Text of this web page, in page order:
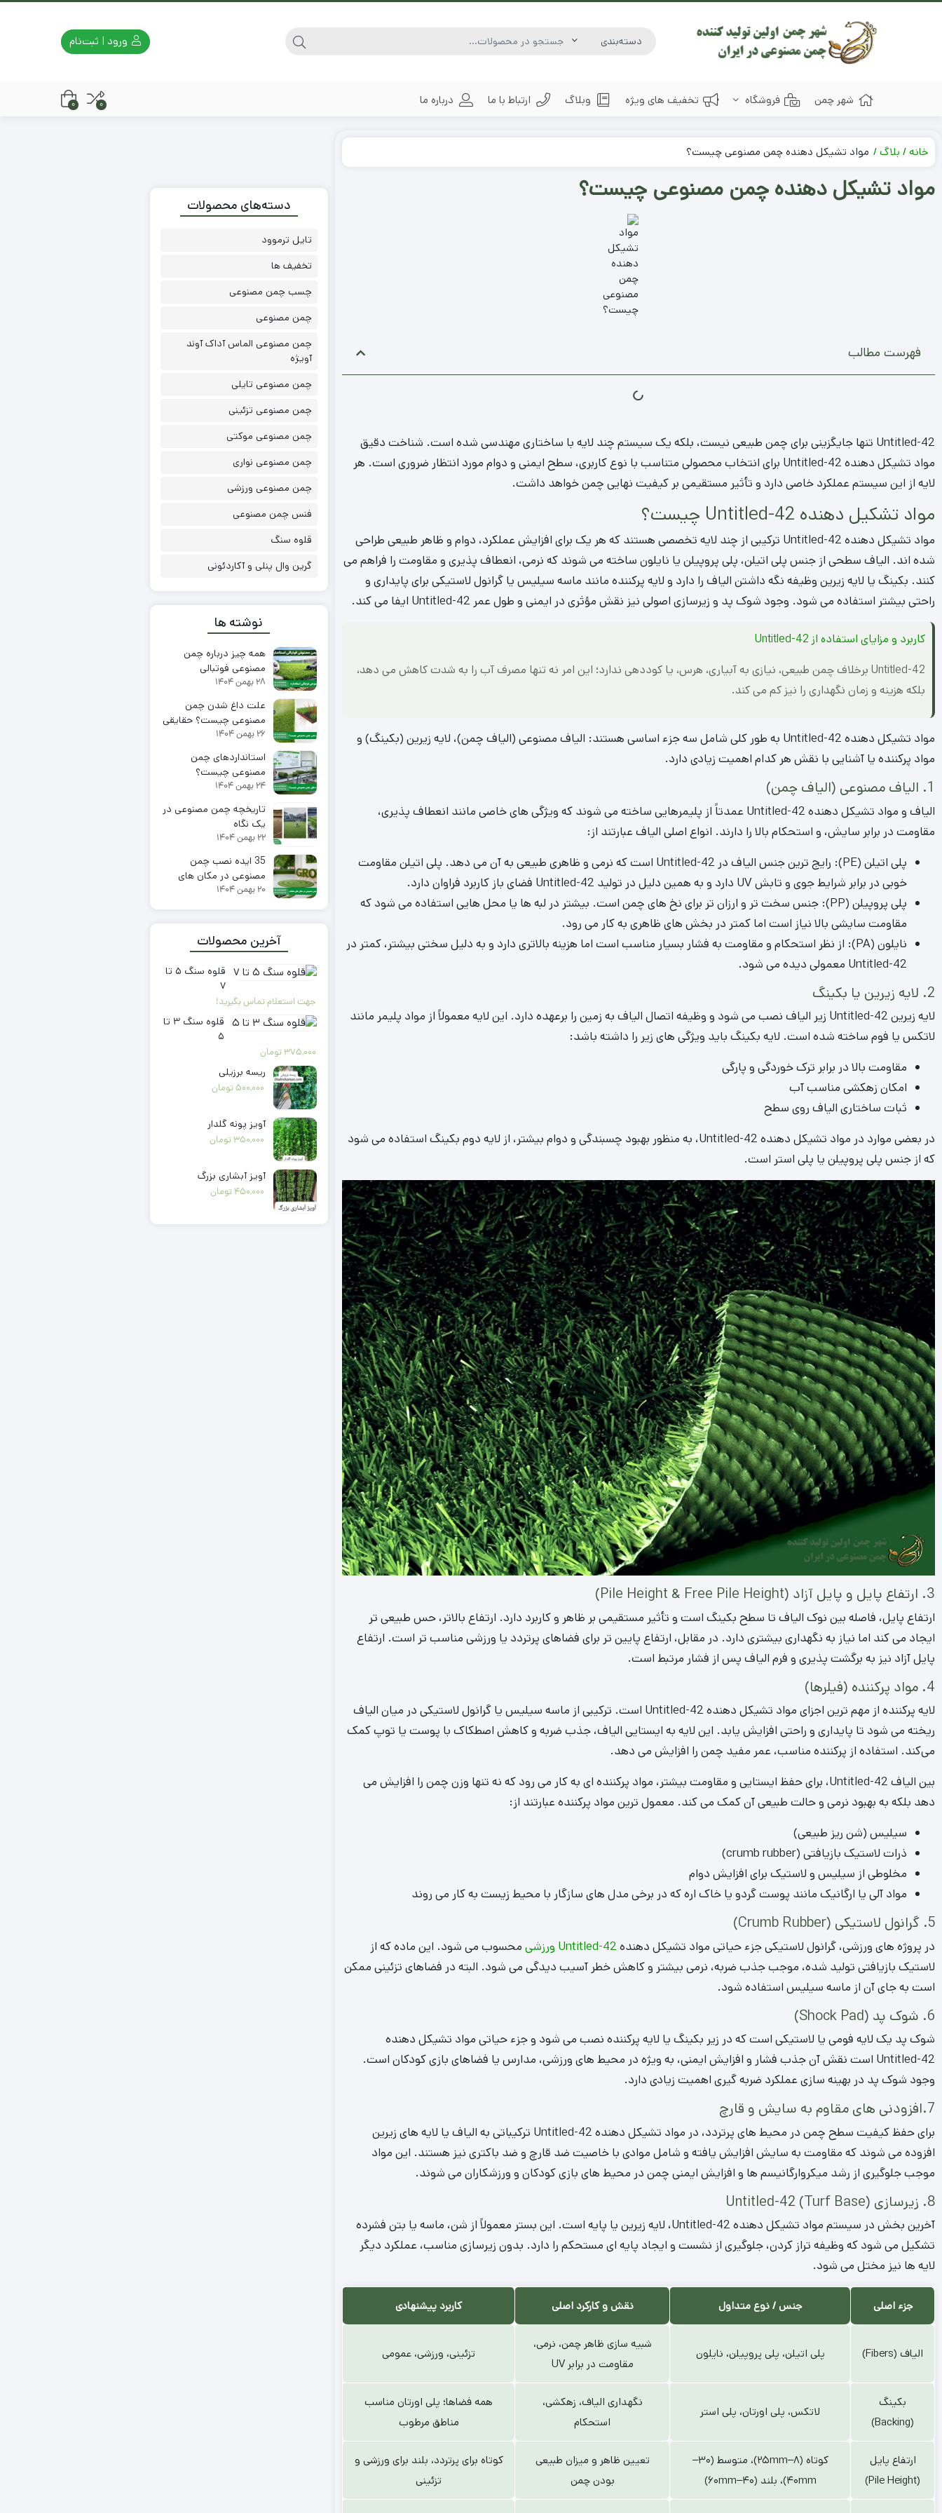
ورود | ثبت‌نام
شهر چمن فروشگاه تخفیف های ویژه وبلاگ ارتباط با ما درباره ما 0
0
خانه بلاگ مواد تشیکل دهنده چمن مصنوعی چیست؟
مواد تشیکل دهنده چمن مصنوعی چیست؟
فهرست مطالب
Untitled-42 تنها جایگزینی برای چمن طبیعی نیست، بلکه یک سیستم چند لایه با ساختاری مهندسی‌ شده است. شناخت دقیق
مواد تشیکل دهنده Untitled-42 برای انتخاب محصولی متناسب با نوع کاربری، سطح ایمنی و دوام مورد انتظار ضروری است. هر
لایه از این سیستم عملکرد خاصی دارد و تأثیر مستقیمی بر کیفیت نهایی چمن خواهد داشت.
مواد تشکیل دهنده Untitled-42 چیست؟
مواد تشیکل دهنده Untitled-42 ترکیبی از چند لایه تخصصی هستند که هر یک برای افزایش عملکرد، دوام و ظاهر طبیعی طراحی
شده اند. الیاف سطحی از جنس پلی اتیلن، پلی پروپیلن یا نایلون ساخته می شوند که نرمی، انعطاف پذیری و مقاومت را فراهم می
کنند. بکینگ یا لایه زیرین وظیفه نگه داشتن الیاف را دارد و لایه پرکننده مانند ماسه سیلیس یا گرانول لاستیکی برای پایداری و
راحتی بیشتر استفاده می شود. وجود شوک پد و زیرسازی اصولی نیز نقش مؤثری در ایمنی و طول عمر Untitled-42 ایفا می کند.
کاربرد و مزایای استفاده از Untitled-42
Untitled-42 برخلاف چمن طبیعی، نیازی به آبیاری، هرس، یا کوددهی ندارد؛ این امر نه تنها مصرف آب را به شدت کاهش می‌ دهد،
بلکه هزینه و زمان نگهداری را نیز کم می‌ کند.
مواد تشیکل دهنده Untitled-42 به طور کلی شامل سه جزء اساسی هستند: الیاف مصنوعی (الیاف چمن)، لایه زیرین (بکینگ) و
مواد پرکننده یا آشنایی با نقش هر کدام اهمیت زیادی دارد.
1. الیاف مصنوعی (الیاف چمن)
الیاف و مواد تشیکل دهنده Untitled-42 عمدتاً از پلیمرهایی ساخته می شوند که ویژگی های خاصی مانند انعطاف پذیری،
مقاومت در برابر سایش، و استحکام بالا را دارند. انواع اصلی الیاف عبارتند از:
پلی اتیلن (PE): رایج ترین جنس الیاف در Untitled-42 است که نرمی و ظاهری طبیعی به آن می دهد. پلی اتیلن مقاومت
خوبی در برابر شرایط جوی و تابش UV دارد و به همین دلیل در تولید Untitled-42 فضای باز کاربرد فراوان دارد.
پلی پروپیلن (PP): جنس سخت تر و ارزان تر برای نخ های چمن است. بیشتر در لبه ها یا محل هایی استفاده می شود که
مقاومت سایشی بالا نیاز است اما کمتر در بخش های ظاهری به کار می رود.
نایلون (PA): از نظر استحکام و مقاومت به فشار بسیار مناسب است اما هزینه بالاتری دارد و به دلیل سختی بیشتر، کمتر در
Untitled-42 معمولی دیده می شود.
2. لایه زیرین یا بکینگ
لایه زیرین Untitled-42 زیر الیاف نصب می شود و وظیفه اتصال الیاف به زمین را برعهده دارد. این لایه معمولاً از مواد پلیمر مانند
لاتکس یا فوم ساخته شده است. لایه بکینگ باید ویژگی های زیر را داشته باشد:
مقاومت بالا در برابر ترک خوردگی و پارگی
امکان زهکشی مناسب آب
ثبات ساختاری الیاف روی سطح
در بعضی موارد در مواد تشیکل دهنده Untitled-42، به منظور بهبود چسبندگی و دوام بیشتر، از لایه دوم بکینگ استفاده می شود
که از جنس پلی پروپیلن یا پلی استر است.
3. ارتفاع پایل و پایل آزاد (Pile Height & Free Pile Height)
ارتفاع پایل، فاصله بین نوک الیاف تا سطح بکینگ است و تأثیر مستقیمی بر ظاهر و کاربرد دارد. ارتفاع بالاتر، حس طبیعی‌ تر
ایجاد می‌ کند اما نیاز به نگهداری بیشتری دارد. در مقابل، ارتفاع پایین‌ تر برای فضاهای پرتردد یا ورزشی مناسب‌ تر است. ارتفاع
پایل آزاد نیز به برگشت‌ پذیری و فرم الیاف پس از فشار مرتبط است.
4. مواد پرکننده (فیلرها)
لایه پرکننده از مهم‌ ترین اجزای مواد تشیکل دهنده Untitled-42 است. ترکیبی از ماسه سیلیس یا گرانول لاستیکی در میان الیاف
ریخته می‌ شود تا پایداری و راحتی افزایش یابد. این لایه به ایستایی الیاف، جذب ضربه و کاهش اصطکاک با پوست یا توپ کمک
می‌کند. استفاده از پرکننده مناسب، عمر مفید چمن را افزایش می‌ دهد.
بین الیاف Untitled-42، برای حفظ ایستایی و مقاومت بیشتر، مواد پرکننده ای به کار می رود که نه تنها وزن چمن را افزایش می
دهد بلکه به بهبود نرمی و حالت طبیعی آن کمک می کند. معمول ترین مواد پرکننده عبارتند از:
سیلیس (شن ریز طبیعی)
ذرات لاستیک بازیافتی (crumb rubber)
مخلوطی از سیلیس و لاستیک برای افزایش دوام
مواد آلی یا ارگانیک مانند پوست گردو یا خاک اره که در برخی مدل های سازگار با محیط زیست به کار می روند
5. گرانول لاستیکی (Crumb Rubber)
در پروژه‌ های ورزشی، گرانول لاستیکی جزء حیاتی مواد تشیکل دهنده Untitled-42 ورزشی
محسوب می‌ شود. این ماده که از
لاستیک بازیافتی تولید شده، موجب جذب ضربه، نرمی بیشتر و کاهش خطر آسیب دیدگی می‌ شود. البته در فضاهای تزئینی ممکن
است به جای آن از ماسه سیلیس استفاده شود.
6. شوک پد (Shock Pad)
شوک پد یک لایه فومی یا لاستیکی است که در زیر بکینگ یا لایه پرکننده نصب می‌ شود و جزء حیاتی مواد تشیکل دهنده
Untitled-42 است نقش آن جذب فشار و افزایش ایمنی، به‌ ویژه در محیط‌ های ورزشی، مدارس یا فضاهای بازی کودکان است.
وجود شوک پد در بهینه‌ سازی عملکرد ضربه‌ گیری اهمیت زیادی دارد.
7.افزودنی های مقاوم به سایش و قارچ
برای حفظ کیفیت سطح چمن در محیط های پرتردد، در مواد تشیکل دهنده Untitled-42 ترکیباتی به الیاف یا لایه های زیرین
افزوده می شوند که مقاومت به سایش افزایش یافته و شامل موادی با خاصیت ضد قارچ و ضد باکتری نیز هستند. این مواد
موجب جلوگیری از رشد میکروارگانیسم ها و افزایش ایمنی چمن در محیط های بازی کودکان و ورزشکاران می شوند.
8. زیرسازی Untitled-42 (Turf Base)
آخرین بخش در سیستم مواد تشیکل دهنده Untitled-42، لایه زیرین یا پایه است. این بستر معمولاً از شن، ماسه یا بتن فشرده
تشکیل می‌ شود که وظیفه تراز کردن، جلوگیری از نشست و ایجاد پایه‌ ای مستحکم را دارد. بدون زیرسازی مناسب، عملکرد دیگر
لایه‌ ها نیز مختل می‌ شود.
جزء اصلی جنس / نوع متداول نقش و کارکرد اصلی کاربرد پیشنهادی
الیاف (Fibers) پلی اتیلن، پلی پروپیلن، نایلون
شبیه سازی ظاهر چمن، نرمی،
مقاومت در برابر UV
تزئینی، ورزشی، عمومی
بکینگ
(Backing)
لاتکس، پلی اورتان، پلی استر
نگهداری الیاف، زهکشی،
استحکام
همه فضاها؛ پلی اورتان مناسب
مناطق مرطوب
ارتفاع پایل
(Pile Height)
کوتاه (۸–۲۵mm)، متوسط (۳۰–
۴۰mm)، بلند (۴۰–۶۰mm)
تعیین ظاهر و میزان طبیعی
بودن چمن
کوتاه برای پرتردد، بلند برای ورزشی و
تزئینی
دسته‌های محصولات
تایل ترموود
تخفیف ها
چسب چمن مصنوعی
چمن مصنوعی
چمن مصنوعی الماس آداک آوند
آویژه
چمن مصنوعی تایلی
چمن مصنوعی تزئینی
چمن مصنوعی موکتی
چمن مصنوعی نواری
چمن مصنوعی ورزشی
فنس چمن مصنوعی
قلوه سنگ
گرین وال پنلی و آکاردئونی
نوشته ها
همه چیز درباره چمن
مصنوعی فوتبالی
استاندارد
۲۸ بهمن ۱۴۰۴
علت داغ شدن چمن
مصنوعی چیست؟ حقایقی
که نمی دانید
۲۶ بهمن ۱۴۰۴
استانداردهای چمن
مصنوعی چیست؟
۲۴ بهمن ۱۴۰۴
تاریخچه چمن مصنوعی در
یک نگاه
۲۲ بهمن ۱۴۰۴
35 ایده نصب چمن
مصنوعی در مکان های
مختلف
۲۰ بهمن ۱۴۰۴
آخرین محصولات
قلوه سنگ ۵ تا
۷
جهت استعلام تماس بگیرید!
قلوه سنگ ۳ تا
۵
375,000 تومان
ریسه برزیلی
500,000 تومان
آویز پونه گلدار
350,000 تومان
آویز آبشاری بزرگ
450,000 تومان